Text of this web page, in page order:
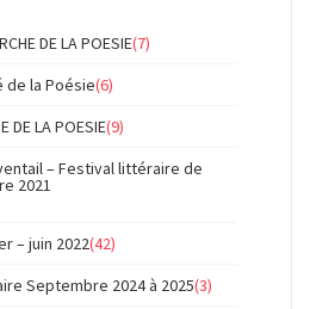
DE LA POESIE(7)
de la Poésie(6)
DE LA POESIE(9)
– Festival littéraire de
2021
– juin 2022(42)
Septembre 2024 à 2025(3)